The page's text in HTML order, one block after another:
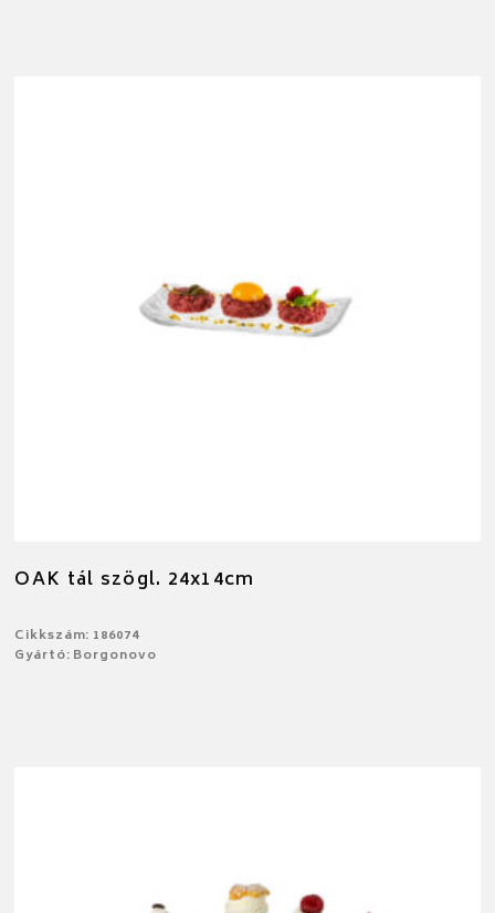
OAK tál szögl. 24x14cm
Cikkszám: 186074
Gyártó: Borgonovo